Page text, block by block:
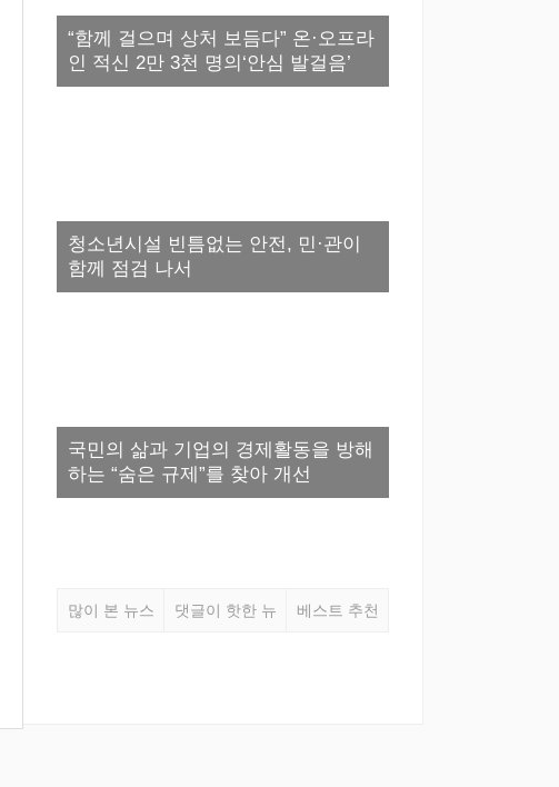
“함께 걸으며 상처 보듬다” 온·오프라
인 적신 2만 3천 명의‘안심 발걸음’
청소년시설 빈틈없는 안전, 민·관이
함께 점검 나서
국민의 삶과 기업의 경제활동을 방해
하는 “숨은 규제”를 찾아 개선
많이 본 뉴스 댓글이 핫한 뉴 베스트 추천